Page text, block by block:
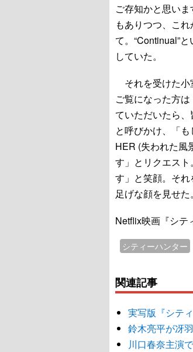
ご存知かと思い
もありつつ、こ
て。“Continual”
していた。
それを受けた小
ご覧になった方
ていただいたら、
と呼びかけ、「
HER (失われた風
す」とリクエス
す」と笑顔。そ
足げな顔を見せた
Netflix映画『シテ
シティーハンター
関連記事
実写版『シテ
鈴木亮平が冴
川口春奈主演